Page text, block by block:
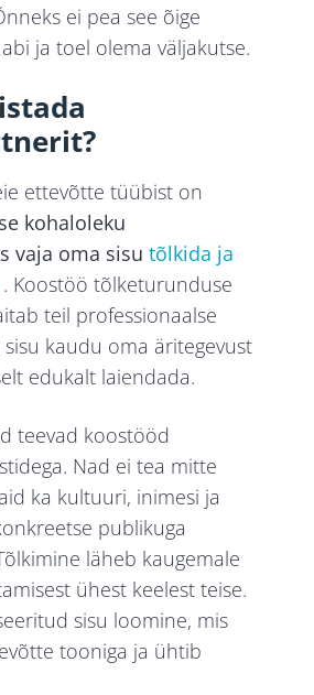
ei pea see õige
ja toel olema väljakutse.
ettevõtte tüübist on
kohaloleku
vaja oma sisutõlkida ja
. Koostöö tõlketurunduse
teil professionaalse
kaudu oma äritegevust
edukalt laiendada.
teevad koostööd
Nad ei tea mitte
ka kultuuri, inimesi ja
publikuga
läheb kaugemale
ühest keelest teise.
sisu loomine, mis
tooniga ja ühtib